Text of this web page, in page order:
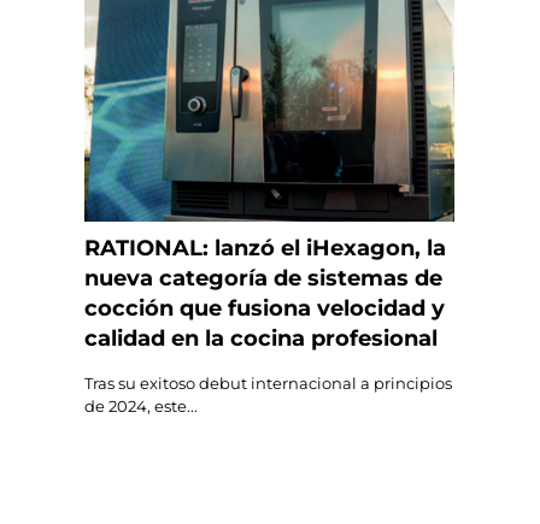
RATIONAL: lanzó el iHexagon, la
nueva categoría de sistemas de
cocción que fusiona velocidad y
calidad en la cocina profesional
Tras su exitoso debut internacional a principios
de 2024, este...